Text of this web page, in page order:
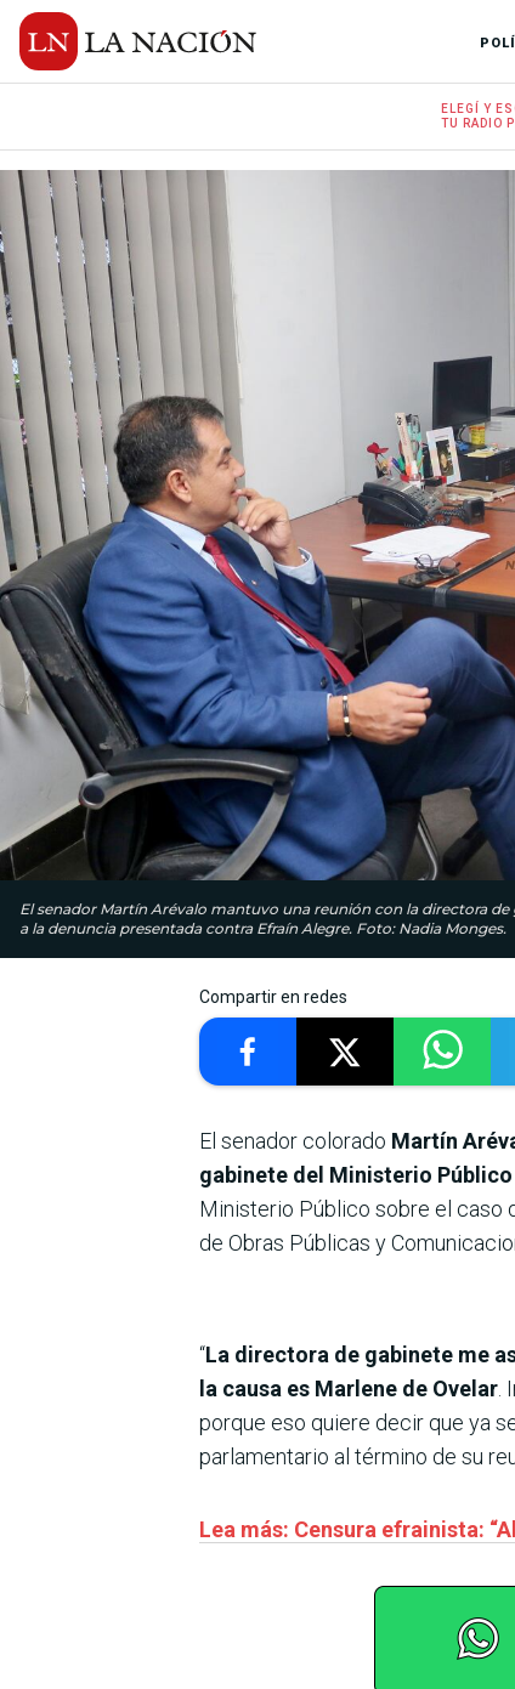
ELEGÍ Y
TU RADIO
El senador Martín Arévalo mantuvo una reunión con la directora
a la denuncia presentada contra Efraín Alegre. Foto: Nadia Monges.
Compartir en redes
El senador colorado Martín
gabinete del Ministerio Público
Ministerio Público sobre el caso
de Obras Públicas y
“La directora de gabinete me
la causa es Marlene de Ovelar
porque eso quiere decir que ya
parlamentario al término de su
Lea más: Censura efrainista: